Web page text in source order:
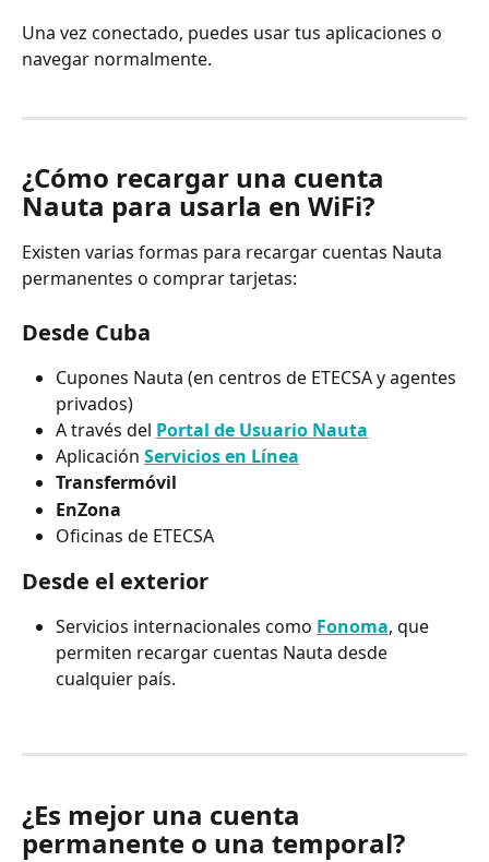
Una vez conectado, puedes usar tus aplicaciones o
navegar normalmente.
¿Cómo recargar una cuenta
Nauta para usarla en WiFi?
Existen varias formas para recargar cuentas Nauta
permanentes o comprar tarjetas:
Desde Cuba
Cupones Nauta (en centros de ETECSA y agentes
privados)
A través del Portal de Usuario Nauta
Aplicación Servicios en Línea
Transfermóvil
EnZona
Oficinas de ETECSA
Desde el exterior
Servicios internacionales como Fonoma, que
permiten recargar cuentas Nauta desde
cualquier país.
¿Es mejor una cuenta
permanente o una temporal?